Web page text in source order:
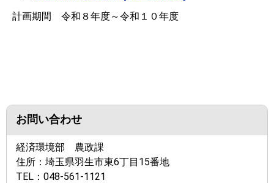
計画期間 令和８年度～令和１０年度
お問い合わせ
経済環境部 農政課
住所： 埼玉県羽生市東6丁目15番地
TEL： 048-561-1121